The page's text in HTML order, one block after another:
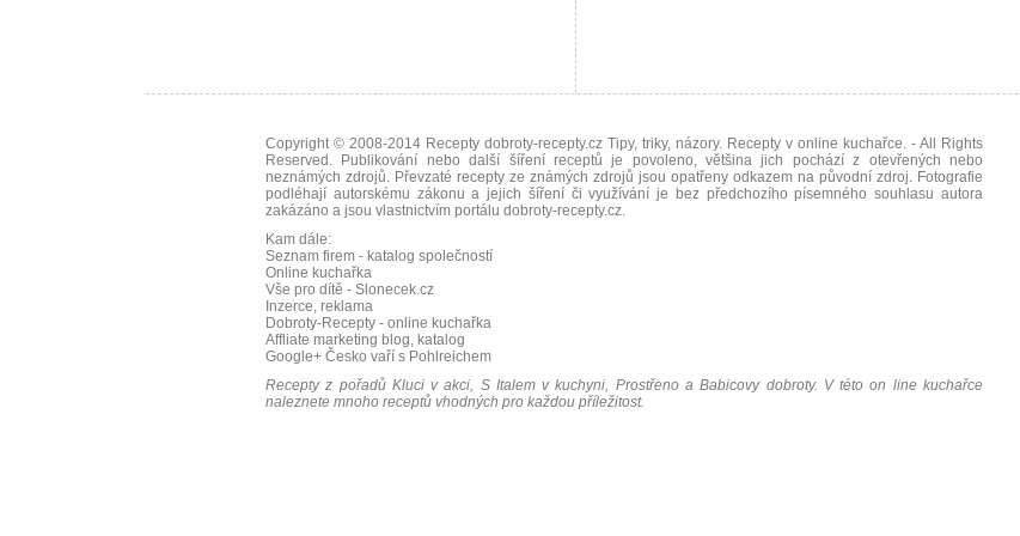
Copyright © 2008-2014 Recepty dobroty-recepty.cz Tipy, triky, názory. Recepty v online kuchařce. - All Rights
Reserved. Publikování nebo další šíření receptů je povoleno, většina jich pochází z otevřených nebo
neznámých zdrojů. Převzaté recepty ze známých zdrojů jsou opatřeny odkazem na původní zdroj. Fotografie
podléhají autorskému zákonu a jejich šíření či využívání je bez předchozího písemného souhlasu autora
zakázáno a jsou vlastnictvím portálu dobroty-recepty.cz.
Kam dále:
Seznam firem - katalog společností
Online kuchařka
Vše pro dítě - Slonecek.cz
Inzerce, reklama
Dobroty-Recepty - online kuchařka
Affliate marketing blog, katalog
Google+ Česko vaří s Pohlreichem
Recepty z pořadů Kluci v akci, S Italem v kuchyni, Prostřeno a Babicovy dobroty. V této on line kuchařce
naleznete mnoho receptů vhodných pro každou příležitost.